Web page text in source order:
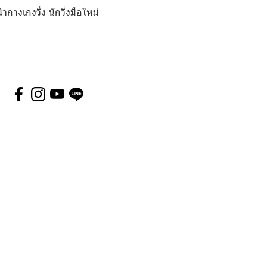
กางเกงวิ่ง นักวิ่งมือใหม่